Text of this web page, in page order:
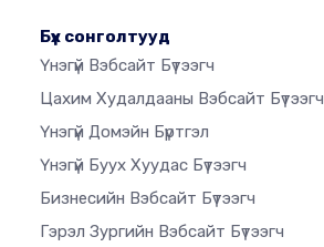
Бүх сонголтууд
Үнэгүй Вэбсайт Бүтээгч
Цахим Худалдааны Вэбсайт Бүтээгч
Үнэгүй Домэйн Бүртгэл
Үнэгүй Буух Хуудас Бүтээгч
Бизнесийн Вэбсайт Бүтээгч
Гэрэл Зургийн Вэбсайт Бүтээгч